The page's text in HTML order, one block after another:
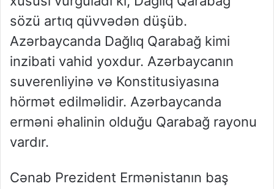
sözü artıq qüvvədən düşüb.
Azərbaycanda Dağlıq Qarabağ kimi
inzibati vahid yoxdur. Azərbaycanın
suverenliyinə və Konstitusiyasına
hörmət edilməlidir. Azərbaycanda
erməni əhalinin olduğu Qarabağ rayonu
vardır.
Cənab Prezident Ermənistanın baş